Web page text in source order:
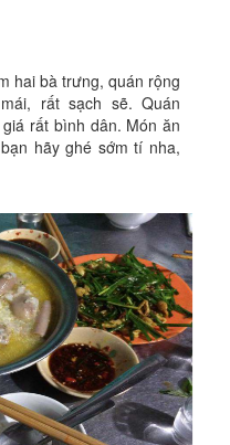
hai bà trưng, quán rộng
rất sạch sẽ. Quán
rất bình dân. Món ăn
hãy ghé sớm tí nha,